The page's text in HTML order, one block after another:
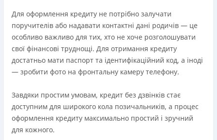
Для оформлення кредиту не потрібно залучати
поручителів або надавати контактні дані родичів — це
особливо важливо для тих, хто не хоче розголошувати
свої фінансові труднощі. Для отримання кредиту
достатньо мати паспорт та ідентифікаційний код, а іноді
— зробити фото на фронтальну камеру телефону.
Завдяки простим умовам, кредит без дзвінків стає
доступним для широкого кола позичальників, а процес
оформлення кредиту максимально простий і зручний
для кожного.